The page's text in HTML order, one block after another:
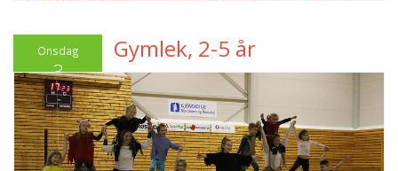
Onsdag
3
September
2025
Gymlek, 2-5 år